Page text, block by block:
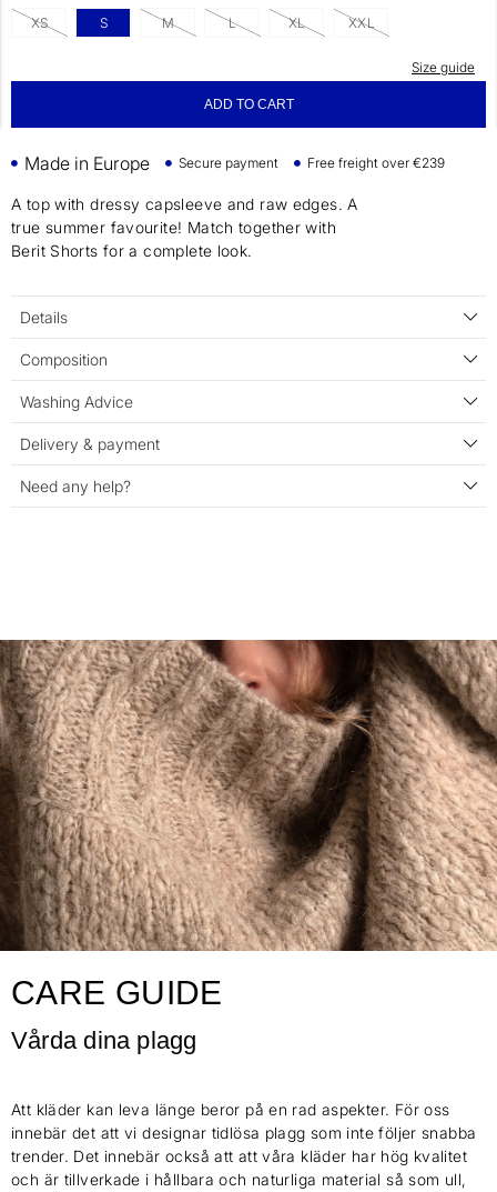
XS S M L XL XXL
Size guide
ADD TO CART
Made in Europe Secure payment Free freight over €239
A top with dressy capsleeve and raw edges. A
true summer favourite! Match together with
Berit Shorts for a complete look.
Details
Composition
Washing Advice
Delivery & payment
Need any help?
CARE GUIDE
Vårda dina plagg
Att kläder kan leva länge beror på en rad aspekter. För oss
innebär det att vi designar tidlösa plagg som inte följer snabba
trender. Det innebär också att att våra kläder har hög kvalitet
och är tillverkade i hållbara och naturliga material så som ull,